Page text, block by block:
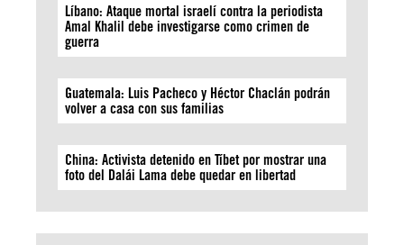
Líbano: Ataque mortal israelí contra la periodista
Amal Khalil debe investigarse como crimen de
guerra
Guatemala: Luis Pacheco y Héctor Chaclán podrán
volver a casa con sus familias
China: Activista detenido en Tíbet por mostrar una
foto del Dalái Lama debe quedar en libertad